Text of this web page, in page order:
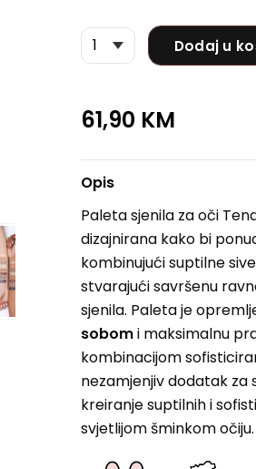
61,90 KM
Dodaj u
Opis
Paleta sjenila za oči
dizajnirana kako bi
kombinujući suptilne
stvarajući savršenu
sjenila. Paleta je
sobomi maksimalnu
kombinacijom
nezamjenjiv dodatak za
kreiranje suptilnih i
svjetlijom šminkom očiju.